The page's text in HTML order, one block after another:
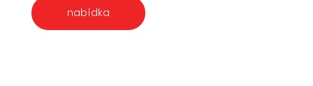
nabídka